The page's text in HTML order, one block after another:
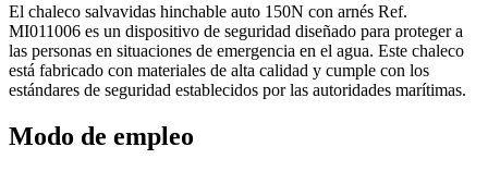
El chaleco salvavidas hinchable auto 150N con arnés Ref.
MI011006 es un dispositivo de seguridad diseñado para proteger a
las personas en situaciones de emergencia en el agua. Este chaleco
está fabricado con materiales de alta calidad y cumple con los
estándares de seguridad establecidos por las autoridades marítimas.
Modo de empleo